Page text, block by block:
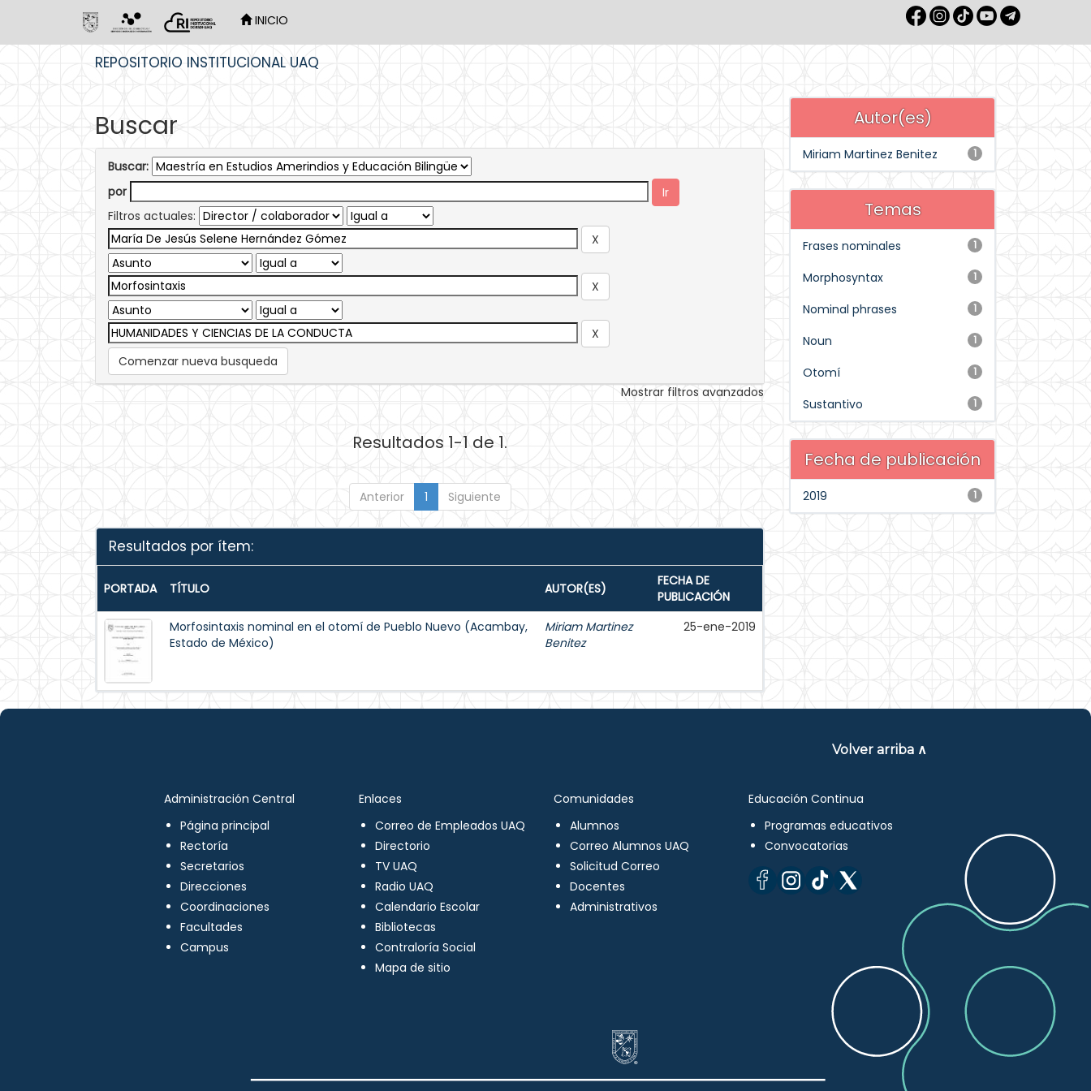
INICIO
REPOSITORIO INSTITUCIONAL UAQ
Buscar
Buscar:
por
Filtros actuales:
Comenzar nueva busqueda
Mostrar filtros avanzados
Resultados 1-1 de 1.
Anterior 1 Siguiente
Resultados por ítem:
PORTADA TÍTULO AUTOR(ES)
FECHA DE
PUBLICACIÓN
Morfosintaxis nominal en el otomí de Pueblo Nuevo (Acambay,
Estado de México)
Miriam Martinez
Benitez
25-ene-2019
Autor(es)
1
Miriam Martinez Benitez
Temas
1
Frases nominales
1
Morphosyntax
1
Nominal phrases
1
Noun
1
Otomí
1
Sustantivo
Fecha de publicación
1
2019
Volver arriba ∧
Administración Central
Página principal
Rectoría
Secretarios
Direcciones
Coordinaciones
Facultades
Campus
Enlaces
Correo de Empleados UAQ
Directorio
TV UAQ
Radio UAQ
Calendario Escolar
Bibliotecas
Contraloría Social
Mapa de sitio
Comunidades
Alumnos
Correo Alumnos UAQ
Solicitud Correo
Docentes
Administrativos
Educación Continua
Programas educativos
Convocatorias